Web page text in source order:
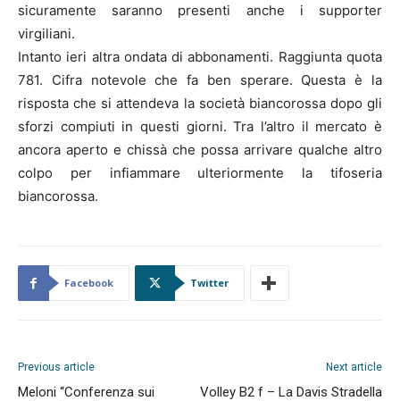
sicuramente saranno presenti anche i supporter
virgiliani.
Intanto ieri altra ondata di abbonamenti. Raggiunta quota
781. Cifra notevole che fa ben sperare. Questa è la
risposta che si attendeva la società biancorossa dopo gli
sforzi compiuti in questi giorni. Tra l’altro il mercato è
ancora aperto e chissà che possa arrivare qualche altro
colpo per infiammare ulteriormente la tifoseria
biancorossa.
Facebook Twitter
Previous article
Meloni “Conferenza sui
Next article
Volley B2 f – La Davis Stradella